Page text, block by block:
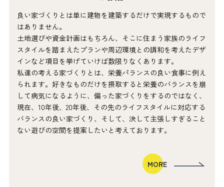
良い家づくりとは単に建物を建築するだけで実現するもので
はありません。
土地選びや資金計画はもちろん、そこに住まう家族のライフ
スタイルを踏まえたプランや周辺環境との調和を考えたデザ
インなど項目を挙げていけば数限りなくあります。
私達の考える家づくりとは、栄養パランスの良い食事に例え
られます。好きなものだけを摂取すると栄養のバランスを崩
して病気になるように、偏った家づくりをするのではなく、
現在、10年後、20年後、その先のライフスタイルに対応する
バランスの良い家づくり、そして、決して主張しすぎること
ない遊びの空間を提案したいと考えております。
MORE